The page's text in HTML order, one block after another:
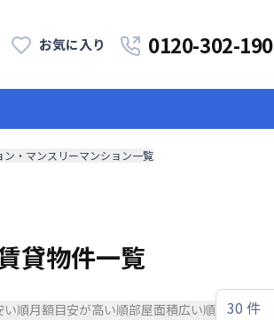
お気に入り 0120-302-190
・マンスリーマンション一覧
貸物件一覧
い順月額目安が高い順部屋面積広い順